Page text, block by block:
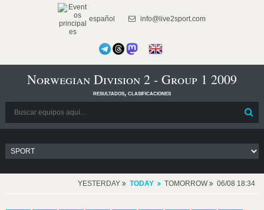
español info@live2sport.com
Norwegian Division 2 - Group 1 2009
resultados, clasificaciones
YESTERDAY TODAY TOMORROW 06/08 18:34